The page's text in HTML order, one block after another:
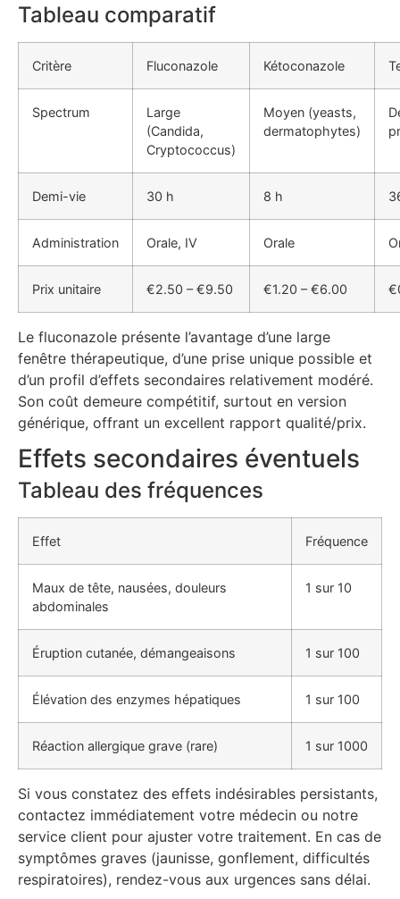
Tableau comparatif
Critère Fluconazole Kétoconazole
Spectrum
Large
(Candida,
Cryptococcus)
Moyen (yeasts,
dermatophytes)
Demi-vie 30 h 8 h
Administration Orale, IV Orale
Prix unitaire €2.50 – €9.50 €1.20 – €6.00
Le fluconazole présente l’avantage d’une large
fenêtre thérapeutique, d’une prise unique possible et
d’un profil d’effets secondaires relativement modéré.
Son coût demeure compétitif, surtout en version
générique, offrant un excellent rapport qualité/prix.
Effets secondaires éventuels
Tableau des fréquences
Effet Fréquence
Maux de tête, nausées, douleurs
abdominales
1 sur 10
Éruption cutanée, démangeaisons 1 sur 100
Élévation des enzymes hépatiques 1 sur 100
Réaction allergique grave (rare) 1 sur 1000
Si vous constatez des effets indésirables persistants,
contactez immédiatement votre médecin ou notre
service client pour ajuster votre traitement. En cas de
symptômes graves (jaunisse, gonflement, difficultés
respiratoires), rendez-vous aux urgences sans délai.